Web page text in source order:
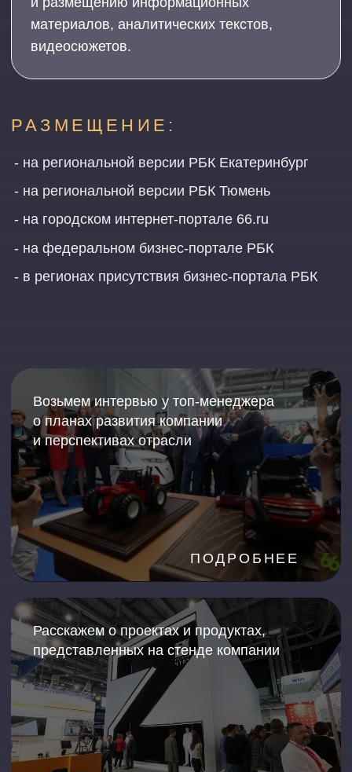
ПОДРОБНЕЕ
Зафиксируем факт участия
ПОДРОБНЕЕ
Металлообработка
КАК УЖЕ ДЕЛАЛИ:
ФОРМАТЫ
СОТРУДНИЧЕСТВА